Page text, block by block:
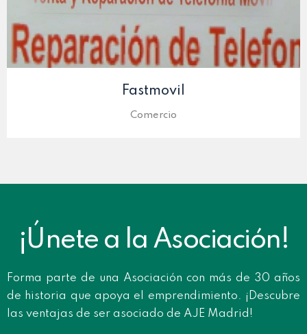
Fastmovil
Comercio
¡Únete a la Asociación!
Forma parte de una Asociación con más de 30 años
de historia que apoya el emprendimiento. ¡Descubre
las ventajas de ser asociado de AJE Madrid!